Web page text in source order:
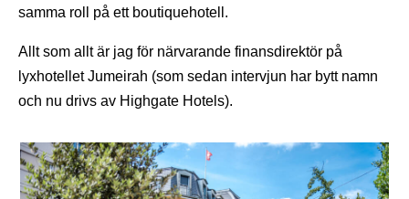
samma roll på ett boutiquehotell.
Allt som allt är jag för närvarande finansdirektör på
lyxhotellet Jumeirah (som sedan intervjun har bytt namn
och nu drivs av Highgate Hotels).